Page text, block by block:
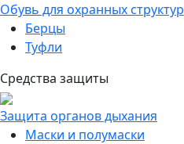
Обувь для охранных структур
Берцы
Туфли
Средства защиты
Защита органов дыхания
Маски и полумаски